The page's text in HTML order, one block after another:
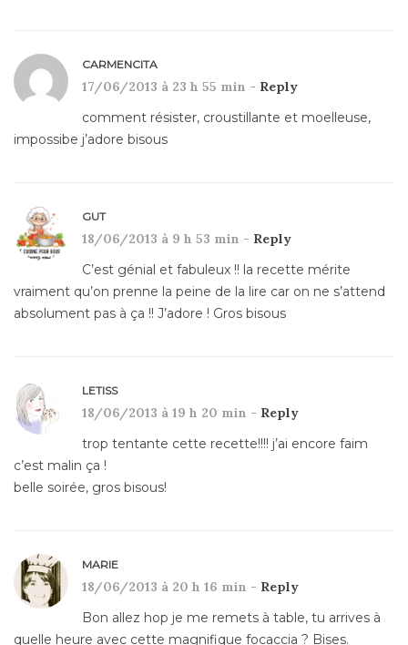
CARMENCITA
17/06/2013 à 23 h 55 min - Reply
comment résister, croustillante et moelleuse,
impossibe j’adore bisous
GUT
18/06/2013 à 9 h 53 min - Reply
C’est génial et fabuleux !! la recette mérite
vraiment qu’on prenne la peine de la lire car on ne s’attend
absolument pas à ça !! J’adore ! Gros bisous
LETISS
18/06/2013 à 19 h 20 min - Reply
trop tentante cette recette!!!! j’ai encore faim
c’est malin ça !
belle soirée, gros bisous!
MARIE
18/06/2013 à 20 h 16 min - Reply
Bon allez hop je me remets à table, tu arrives à
quelle heure avec cette magnifique focaccia ? Bises.